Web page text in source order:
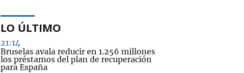
LO ÚLTIMO
21:14
Bruselas avala reducir en 1.256 millones
los préstamos del plan de recuperación
para España